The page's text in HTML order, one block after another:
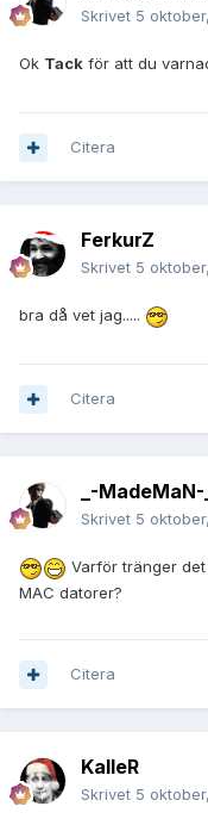
Skrivet 5
Ok Tack för att du
Citera
FerkurZ
Skrivet 5
bra då vet jag.....
Citera
_-MadeMaN-_
Skrivet 5
Varför tränger
MAC datorer?
Citera
KalleR
Skrivet 5